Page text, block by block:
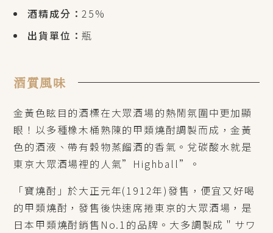
酒精成分：25%
出貨單位：瓶
酒質風味
金黃色眩目的酒標在大眾酒場的熱鬧氛圍中更加顯
眼！以多種橡木桶熟陳的甲類燒酎調製而成，金黃
色的酒液、帶有穀物蒸餾酒的香氣。兌碳酸水就是
東京大眾酒場裡的人氣”Highball”。
「寶燒酎」於大正元年(1912年)發售，便宜又好喝
的甲類燒酎，發售後快速席捲東京的大眾酒場，是
日本甲類燒酎銷售No.1的品牌。大多調製成＂サワ